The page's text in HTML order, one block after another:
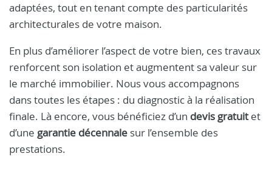
adaptées, tout en tenant compte des particularités
architecturales de votre maison.
En plus d’améliorer l’aspect de votre bien, ces travaux
renforcent son isolation et augmentent sa valeur sur
le marché immobilier. Nous vous accompagnons
dans toutes les étapes : du diagnostic à la réalisation
finale. Là encore, vous bénéficiez d’un devis gratuitet
d’une garantie décennale sur l’ensemble des
prestations.